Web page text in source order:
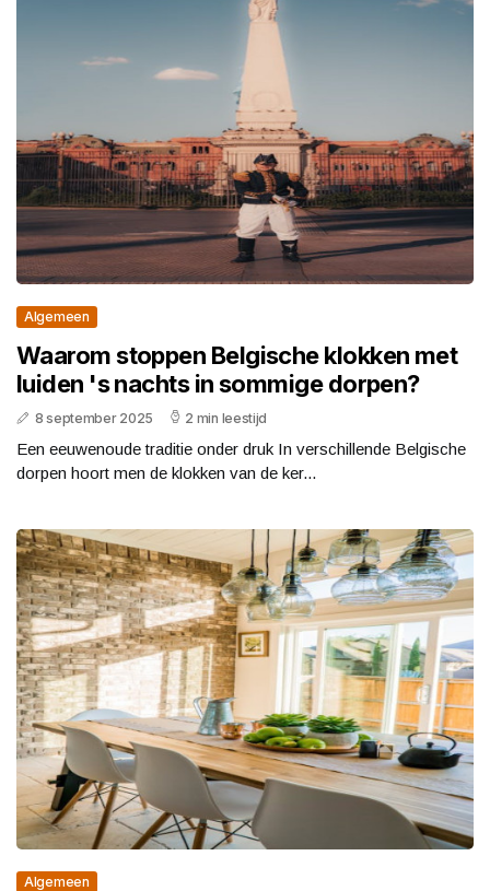
Algemeen
Waarom stoppen Belgische klokken met
luiden 's nachts in sommige dorpen?
8 september 2025 2 min leestijd
Een eeuwenoude traditie onder druk In verschillende Belgische
dorpen hoort men de klokken van de ker...
Algemeen